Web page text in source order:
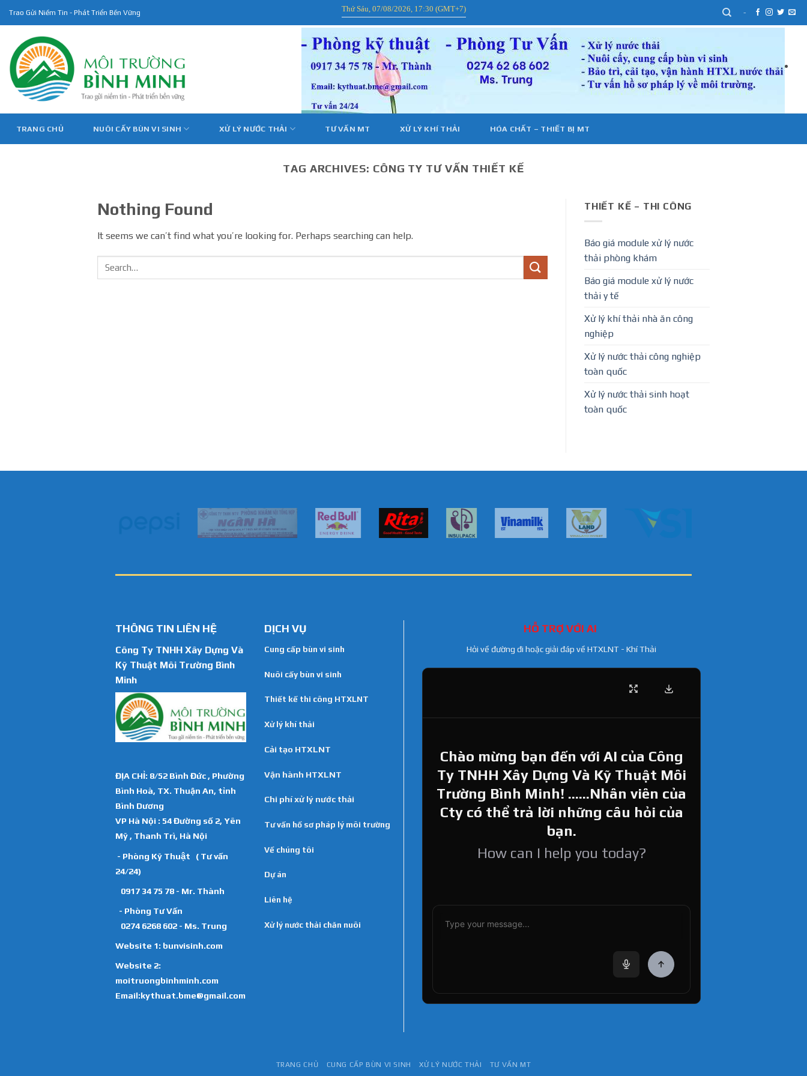
content
Trao Gửi Niềm Tin - Phát Triển Bền Vững Thứ Sáu, 07/08/2026, 17:30 (GMT+7) -
TRANG CHỦ NUÔI CẤY BÙN VI SINH XỬ LÝ NƯỚC THẢI TƯ VẤN MT XỬ LÝ KHÍ THẢI HÓA CHẤT – THIẾT BỊ MT
TAG ARCHIVES: CÔNG TY TƯ VẤN THIẾT KẾ
Nothing Found
It seems we can’t find what you’re looking for. Perhaps searching can help.
THIẾT KẾ – THI CÔNG
Báo giá module xử lý nước
thải phòng khám
Báo giá module xử lý nước
thải y tế
Xử lý khí thải nhà ăn công
nghiệp
Xử lý nước thải công nghiệp
toàn quốc
Xử lý nước thải sinh hoạt
toàn quốc
THÔNG TIN LIÊN HỆ
Công Ty TNHH Xây Dựng Và
Kỹ Thuật Môi Trường Bình
Minh
ĐỊA CHỈ: 8/52 Bình Đức , Phường
Bình Hoà, TX. Thuận An, tỉnh
Bình Dương
VP Hà Nội : 54 Đường số 2, Yên
Mỹ , Thanh Trì, Hà Nội
- Phòng Kỹ Thuật ( Tư vấn
24/24)
0917 34 75 78 - Mr. Thành
- Phòng Tư Vấn
0274 6268 602 - Ms. Trung
Website 1: bunvisinh.com
Website 2:
moitruongbinhminh.com
Email:kythuat.bme@gmail.com
DỊCH VỤ
Cung cấp bùn vi sinh
Nuôi cấy bùn vi sinh
Thiết kế thi công HTXLNT
Xử lý khí thải
Cải tạo HTXLNT
Vận hành HTXLNT
Chi phí xử lý nước thải
Tư vấn hồ sơ pháp lý môi trường
Về chúng tôi
Dự án
Liên hệ
Xử lý nước thải chăn nuôi
HỖ TRỢ VỚI AI
Hỏi về đường đi hoặc giải đáp về HTXLNT - Khí Thải
Chào mừng bạn đến với AI của Công
Ty TNHH Xây Dựng Và Kỹ Thuật Môi
Trường Bình Minh! ......Nhân viên của
Cty có thể trả lời những câu hỏi của
bạn.
How can I help you today?
TRANG CHỦ CUNG CẤP BÙN VI SINH XỬ LÝ NƯỚC THẢI TƯ VẤN MT